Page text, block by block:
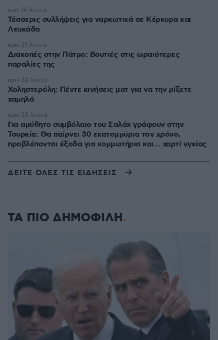
Τέσσερις συλλήψεις για ναρκωτικά σε Κέρκυρα και
Λευκάδα
πριν 16 λεπτά
Διακοπές στην Πάτμο: Βουτιές στις ωραιότερες
παραλίες της
πριν 21 λεπτά
Χοληστερόλη: Πέντε κινήσεις ματ για να την ρίξετε
χαμηλά
πριν 32 λεπτά
Για αμύθητο συμβόλαιο του Σαλάχ γράφουν στην
Τουρκία: Θα παίρνει 30 εκατομμύρια τον χρόνο,
προβλέπονται έξοδα για κομμωτήρια και... χαρτί υγείας
πριν 33 λεπτά
ΔΕΙΤΕ ΟΛΕΣ ΤΙΣ ΕΙΔΗΣΕΙΣ
ΤΑ ΠΙΟ ΔΗΜΟΦΙΛΗ